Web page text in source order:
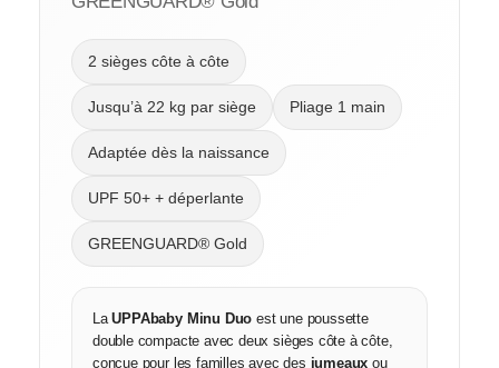
2 sièges côte à côte
Jusqu’à 22 kg par siège Pliage 1 main
Adaptée dès la naissance
UPF 50+ + déperlante
GREENGUARD® Gold
LaUPPAbaby Minu Duo est une poussette
double compacte avec deux sièges côte à côte,
conçue pour les familles avec des jumeaux ou